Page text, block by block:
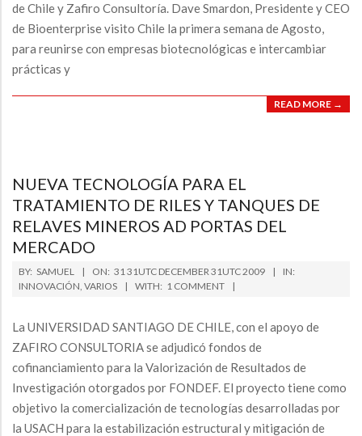
de Chile y Zafiro Consultoría. Dave Smardon, Presidente y CEO
de Bioenterprise visito Chile la primera semana de Agosto,
para reunirse con empresas biotecnológicas e intercambiar
prácticas y
READ MORE →
NUEVA TECNOLOGÍA PARA EL
TRATAMIENTO DE RILES Y TANQUES DE
RELAVES MINEROS AD PORTAS DEL
MERCADO
2009-
12-
BY: SAMUEL ON: 31 31UTC DECEMBER 31UTC 2009
IN:
INNOVACIÓN, VARIOS WITH: 1 COMMENT
La UNIVERSIDAD SANTIAGO DE CHILE, con el apoyo de
ZAFIRO CONSULTORIA se adjudicó fondos de
cofinanciamiento para la Valorización de Resultados de
Investigación otorgados por FONDEF. El proyecto tiene como
objetivo la comercialización de tecnologías desarrolladas por
la USACH para la estabilización estructural y mitigación de